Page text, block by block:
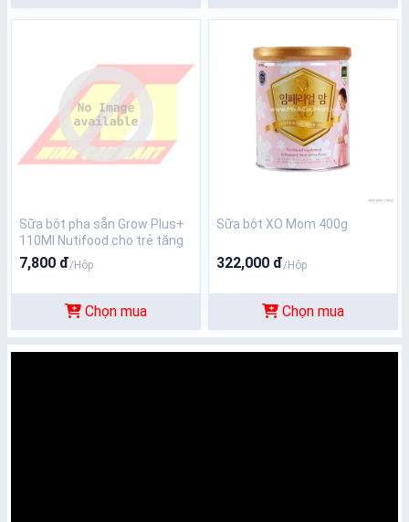
Sữa bột pha sẵn Grow Plus+
110Ml Nutifood cho trẻ tăng
cân (xanh)
7,800 đ/Hộp
Chọn mua
Sữa bột XO Mom 400g
322,000 đ/Hộp
Chọn mua